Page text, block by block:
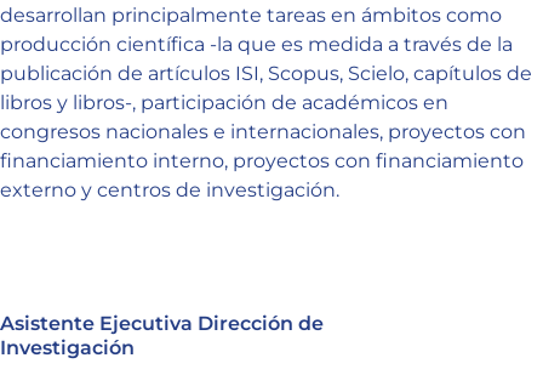
desarrollan principalmente tareas en ámbitos como
producción científica -la que es medida a través de la
publicación de artículos ISI, Scopus, Scielo, capítulos de
libros y libros-, participación de académicos en
congresos nacionales e internacionales, proyectos con
financiamiento interno, proyectos con financiamiento
externo y centros de investigación.
Asistente Ejecutiva Dirección de
Investigación